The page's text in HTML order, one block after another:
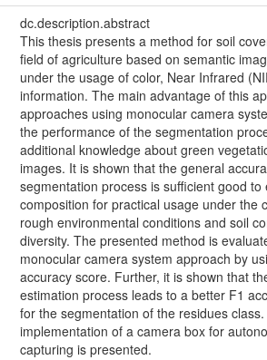
dc.description.abstract
This thesis presents a method for soil
field of agriculture based on semantic
under the usage of color, Near Infrared
information. The main advantage of this
approaches using monocular camera
the performance of the segmentation
additional knowledge about green
images. It is shown that the general
segmentation process is sufficient good to
composition for practical usage under the
rough environmental conditions and soil
diversity. The presented method is
monocular camera system approach by
accuracy score. Further, it is shown that
estimation process leads to a better F1
for the segmentation of the residues
implementation of a camera box for
capturing is presented.